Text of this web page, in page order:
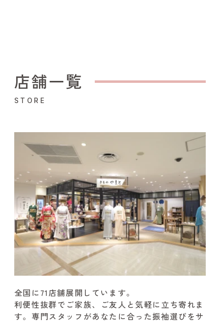
店舗一覧
STORE
全国に71店舗展開しています。
利便性抜群でご家族、ご友人と気軽に立ち寄れま
す。 専門スタッフがあなたに合った振袖選びをサ